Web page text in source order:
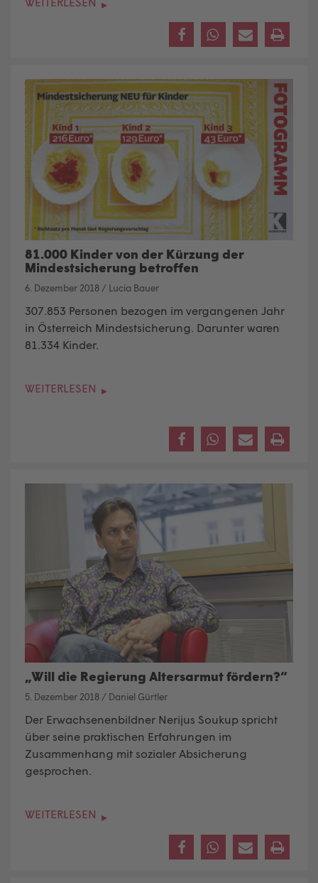
81.000 Kinder von der Kürzung der
Mindestsicherung betroffen
6. Dezember 2018 / Lucia Bauer
307.853 Personen bezogen im vergangenen Jahr
in Österreich Mindestsicherung. Darunter waren
81.334 Kinder.
WEITERLESEN
„Will die Regierung Altersarmut fördern?“
5. Dezember 2018 / Daniel Gürtler
Der Erwachsenenbildner Nerijus Soukup spricht
über seine praktischen Erfahrungen im
Zusammenhang mit sozialer Absicherung
gesprochen.
WEITERLESEN